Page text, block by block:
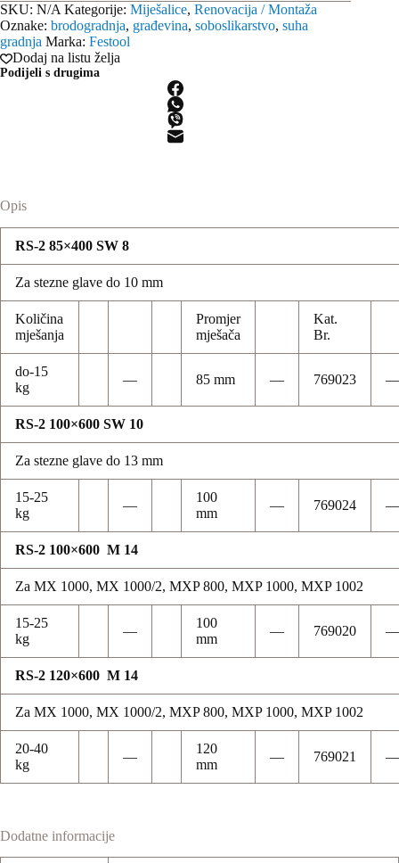
SKU: N/A Kategorije: Miješalice, Renovacija / Montaža
Oznake: brodogradnja, građevina, soboslikarstvo, suha
gradnja Marka: Festool
Dodaj na listu želja
Podijeli s drugima
Opis
RS-2 85×400 SW 8
Za stezne glave do 10 mm
Količina
mješanja
Promjer
mješača
Kat.
Br.
do-15
kg
— 85 mm — 769023 —
RS-2 100×600 SW 10
Za stezne glave do 13 mm
15-25
kg
—
100
mm
— 769024 —
RS-2 100×600 M 14
Za MX 1000, MX 1000/2, MXP 800, MXP 1000, MXP 1002
15-25
kg
—
100
mm
— 769020 —
RS-2 120×600 M 14
Za MX 1000, MX 1000/2, MXP 800, MXP 1000, MXP 1002
20-40
kg
—
120
mm
— 769021 —
Dodatne informacije